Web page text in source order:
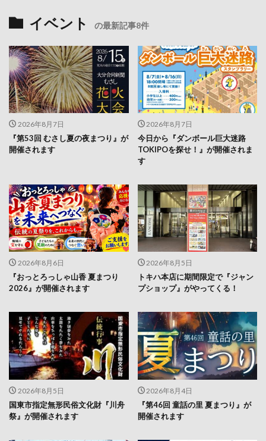
イベント の最新記事8件
2026年8月7日
『第53回 むさし夏の夜まつり』が
開催されます
2026年8月7日
今日から『ダンボール巨大迷路
TOKIPOを探せ！』が開催されま
す
2026年8月6日
『おっとろっしゃ山香 夏まつり
2026』が開催されます
2026年8月5日
トキハ本店に期間限定で『ジャン
プショップ』がやってくる！
2026年8月5日
国東市指定無形民俗文化財『川舟
祭』が開催されます
2026年8月4日
『第46回 童話の里 夏まつり』が
開催されます